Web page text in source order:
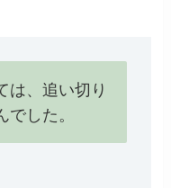
は、追い切り
でした。